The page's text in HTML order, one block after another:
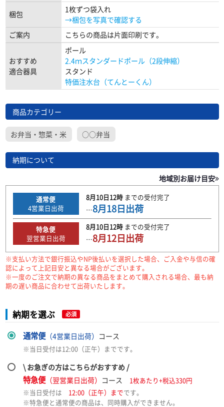
梱包
1枚ずつ袋入れ
→梱包を写真で確認する
ご案内
こちらの商品は片面印刷です。
おすすめ
適合器具
ポール
2.4ｍスタンダードポール（2段伸縮）
スタンド
特価注水台（てんとーくん）
商品カテゴリー
お弁当・惣菜・米 ○○弁当
納期について
地域別お届け目安
通常便
4営業日出荷
8月10日12時までの受付完了
…8月18日出荷
特急便
翌営業日出荷
8月10日12時までの受付完了
…8月12日出荷
※支払い方法で銀行振込やNP後払いを選択した場合、ご入金や与信の確
認によって上記目安と異なる場合がございます。
※一度のご注文で納期の異なる商品をまとめて購入される場合、最も納
期の遅い商品に合わせて出荷いたします。
納期を選ぶ 必須
通常便（4営業日出荷） コース
※当日受付は12:00（正午）までです。
\ お急ぎの方はこちらがおすすめ /
特急便（翌営業日出荷） コース
1枚あたり+税込330円
※当日受付は 12:00（正午）までです。
※特急便と通常便の商品は、同時購入ができません。